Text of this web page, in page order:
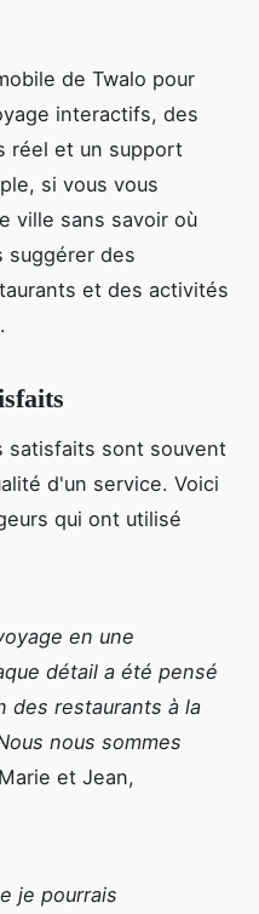
de Twalo pour
interactifs, des
réel et un support
si vous vous
ville sans savoir où
suggérer des
et des activités
satisfaits sont souvent
d'un service. Voici
qui ont utilisé
en une
détail a été pensé
des restaurants à la
nous sommes
et Jean,
je pourrais